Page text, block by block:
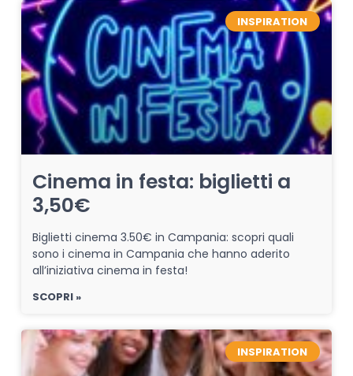
INSPIRATION
Cinema in festa: biglietti a
3,50€
Biglietti cinema 3.50€ in Campania: scopri quali
sono i cinema in Campania che hanno aderito
all’iniziativa cinema in festa!
SCOPRI »
INSPIRATION